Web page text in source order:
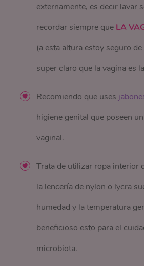
externamente, es decir lavar
recordar siempre que LA
(a esta altura estoy seguro
super claro que la vagina es
Recomiendo que uses
higiene genital que poseen
vaginal.
Trata de utilizar ropa interior
la lencería de nylon o lycra
humedad y la temperatura
beneficioso esto para el
microbiota.